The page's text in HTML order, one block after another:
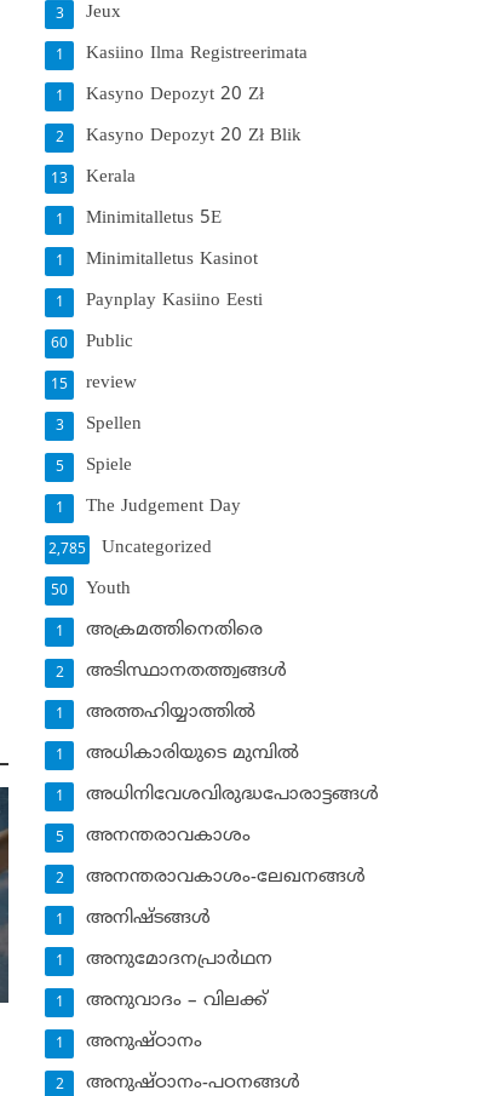
Jeux
3
Kasiino Ilma Registreerimata
1
Kasyno Depozyt 20 Zł
1
Kasyno Depozyt 20 Zł Blik
2
Kerala
13
Minimitalletus 5E
1
Minimitalletus Kasinot
1
Paynplay Kasiino Eesti
1
Public
60
review
15
Spellen
3
Spiele
5
The Judgement Day
1
Uncategorized
2,785
Youth
50
അക്രമത്തിനെതിരെ
1
അടിസ്ഥാനതത്ത്വങ്ങള്‍
2
അത്തഹിയ്യാത്തില്‍
1
അധികാരിയുടെ മുമ്പില്‍
1
അധിനിവേശവിരുദ്ധപോരാട്ടങ്ങള്‍
1
അനന്തരാവകാശം
5
അനന്തരാവകാശം-ലേഖനങ്ങള്‍
2
അനിഷ്ടങ്ങള്‍
1
അനുമോദനപ്രാര്‍ഥന
1
അനുവാദം – വിലക്ക്‌
1
അനുഷ്ഠാനം
1
അനുഷ്ഠാനം-പഠനങ്ങള്‍
2